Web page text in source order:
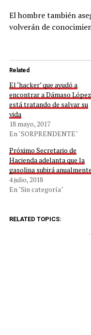
El hombre también
volverán de
Related
El ‘hacker’ que ayudó a
encontrar a Dámaso López
está tratando de salvar su
vida
18 mayo, 2017
En "SORPRENDENTE"
Próximo Secretario de
Hacienda adelanta que la
gasolina subirá anualmente
4 julio, 2018
En "Sin categoría"
RELATED TOPICS: